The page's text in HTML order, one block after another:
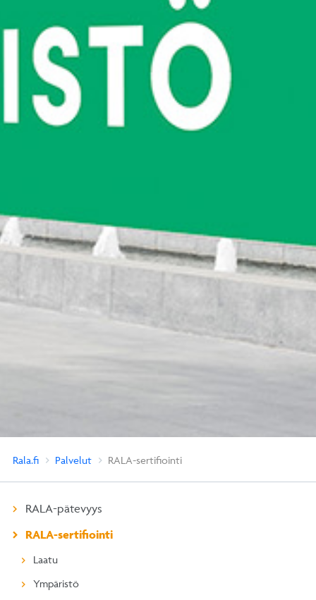
Rala.fi Palvelut RALA-sertifiointi
RALA-pätevyys
RALA-sertifiointi
Laatu
Ympäristö